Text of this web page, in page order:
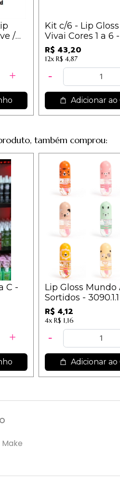
/
Kit c/6 - Lip
Vivai Cores 1 a 6 -
/7,20
R$ 43,20
12x R$ 4,87
Adicionar ao
também comprou:
C -
Lip Gloss
Sortidos -
R$ 4,12
4x R$ 1,16
Adicionar ao